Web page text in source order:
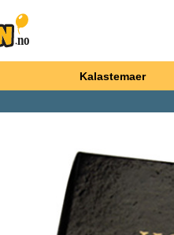
Kalastemaer